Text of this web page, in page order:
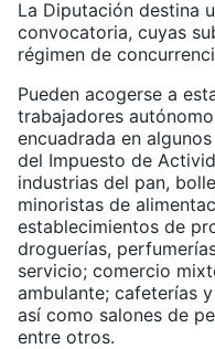
La Diputación destina
convocatoria, cuyas
régimen de
Pueden acogerse a
trabajadores
encuadrada en
del Impuesto de
industrias del pan,
minoristas de
establecimientos de
droguerías,
servicio; comercio
ambulante; cafeterías
así como salones de
entre otros.